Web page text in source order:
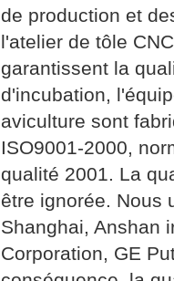
de production et
l'atelier de tôle
garantissent la
d'incubation,
aviculture sont
ISO9001-2000,
qualité 2001. La
être ignorée. Nous
Shanghai, Anshan
Corporation, GE